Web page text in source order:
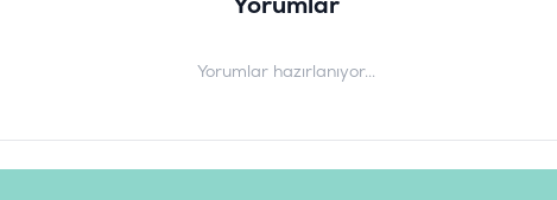
Yorumlar hazırlanıyor...